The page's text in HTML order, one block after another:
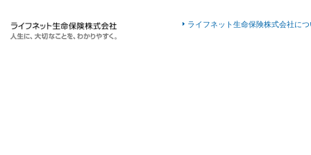
ライフネット生命保険株式会社に